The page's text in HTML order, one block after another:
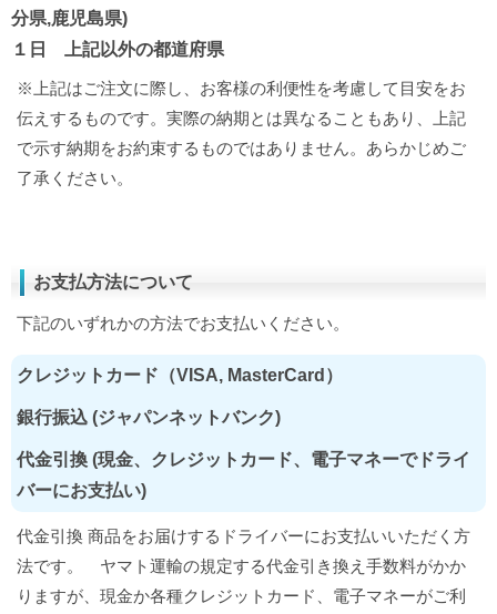
分県,鹿児島県)
１日 上記以外の都道府県
※上記はご注文に際し、お客様の利便性を考慮して目安をお
伝えするものです。実際の納期とは異なることもあり、上記
で示す納期をお約束するものではありません。あらかじめご
了承ください。
お支払方法について
下記のいずれかの方法でお支払いください。
クレジットカード（VISA, MasterCard）
銀行振込 (ジャパンネットバンク)
代金引換 (現金、クレジットカード、電子マネーでドライ
バーにお支払い)
代金引換 商品をお届けするドライバーにお支払いいただく方
法です。 ヤマト運輸の規定する代金引き換え手数料がかか
りますが、現金か各種クレジットカード、電子マネーがご利